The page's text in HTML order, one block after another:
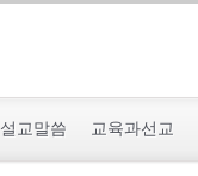
설교말씀 교육과선교